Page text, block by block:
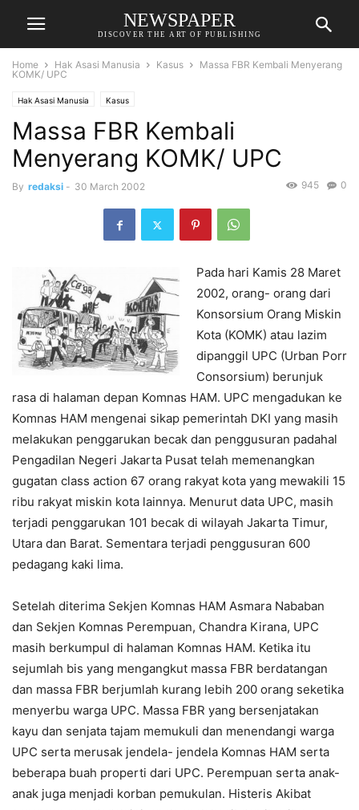
NEWSPAPER
DISCOVER THE ART OF PUBLISHING
Home Hak Asasi Manusia Kasus
Massa FBR Kembali Menyerang
KOMK/ UPC
Hak Asasi Manusia Kasus
Massa FBR Kembali
Menyerang KOMK/ UPC
By redaksi - 30 March 2002 0
945
Pada hari Kamis 28 Maret
2002, orang- orang dari
Konsorsium Orang Miskin
Kota (KOMK) atau lazim
dipanggil UPC (Urban Porr
Consorsium) berunjuk
rasa di halaman depan Komnas HAM. UPC mengadukan ke
Komnas HAM mengenai sikap pemerintah DKI yang masih
melakukan penggarukan becak dan penggusuran padahal
Pengadilan Negeri Jakarta Pusat telah memenangkan
gugatan class action 67 orang rakyat kota yang mewakili 15
ribu rakyat miskin kota lainnya. Menurut data UPC, masih
terjadi penggarukan 101 becak di wilayah Jakarta Timur,
Utara dan Barat. Sementara terjadi penggusuran 600
pedagang kaki lima.
Setelah diterima Sekjen Komnas HAM Asmara Nababan
dan Sekjen Komnas Perempuan, Chandra Kirana, UPC
masih berkumpul di halaman Komnas HAM. Ketika itu
sejumlah bis yang mengangkut massa FBR berdatangan
dan massa FBR berjumlah kurang lebih 200 orang seketika
menyerbu warga UPC. Massa FBR yang bersenjatakan
kayu dan senjata tajam memukuli dan menendangi warga
UPC serta merusak jendela- jendela Komnas HAM serta
beberapa buah properti dari UPC. Perempuan serta anak-
anak juga menjadi korban pemukulan. Histeris Akibat